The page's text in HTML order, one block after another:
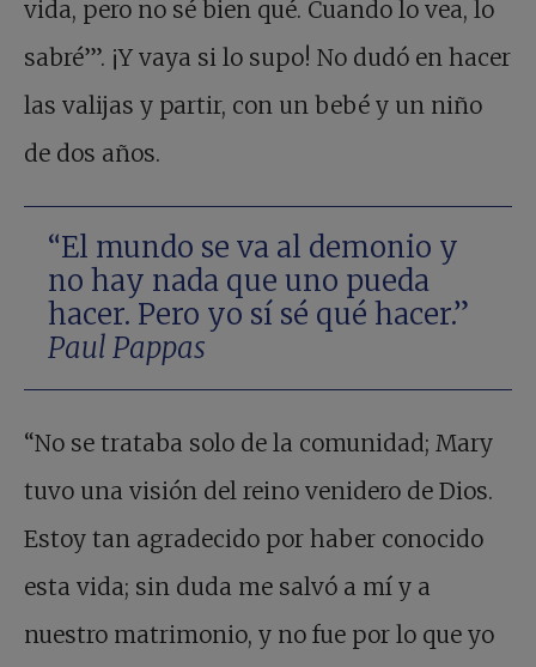
vida, pero no sé bien qué. Cuando lo vea, lo
sabré’”. ¡Y vaya si lo supo! No dudó en hacer
las valijas y partir, con un bebé y un niño
de dos años.
“El mundo se va al demonio y
no hay nada que uno pueda
hacer. Pero yo sí sé qué hacer.”
Paul Pappas
“No se trataba solo de la comunidad; Mary
tuvo una visión del reino venidero de Dios.
Estoy tan agradecido por haber conocido
esta vida; sin duda me salvó a mí y a
nuestro matrimonio, y no fue por lo que yo